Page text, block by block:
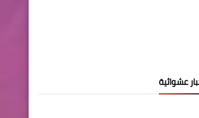
عشوائية